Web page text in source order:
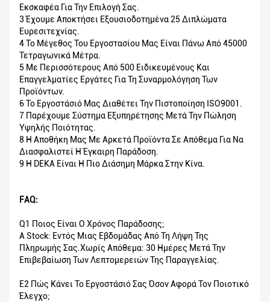
Εκσκαφέα Για Την Επιλογή Σας.
3 Έχουμε Αποκτήσει Εξουσιοδοτημένα 25 Διπλώματα
Ευρεσιτεχνίας.
4 Το Μέγεθος Του Εργοστασίου Μας Είναι Πάνω Από 45000
Τετραγωνικά Μέτρα.
5 Με Περισσότερους Από 500 Ειδικευμένους Και
Επαγγελματίες Εργάτες Για Τη Συναρμολόγηση Των
Προϊόντων.
6 Το Εργοστάσιό Μας Διαθέτει Την Πιστοποίηση ISO9001.
7 Παρέχουμε Σύστημα Εξυπηρέτησης Μετά Την Πώληση
Υψηλής Ποιότητας.
8 Η Αποθήκη Μας Με Αρκετά Προϊόντα Σε Απόθεμα Για Να
Διασφαλιστεί Η Έγκαιρη Παράδοση.
9 Η DEKA Είναι Η Πιο Διάσημη Μάρκα Στην Κίνα.
FAQ:
Q1 Ποιος Είναι Ο Χρόνος Παράδοσης;
A Stock: Εντός Μιας Εβδομάδας Από Τη Λήψη Της
Πληρωμής Σας.Χωρίς Απόθεμα: 30 Ημέρες Μετά Την
Επιβεβαίωση Των Λεπτομερειών Της Παραγγελίας.
Ε2 Πώς Κάνει Το Εργοστάσιό Σας Όσον Αφορά Τον Ποιοτικό
Έλεγχο;